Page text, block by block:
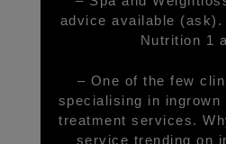
advice available
Nutrition 1
– One of the few
specialising in ingrown
treatment services.
service trending on